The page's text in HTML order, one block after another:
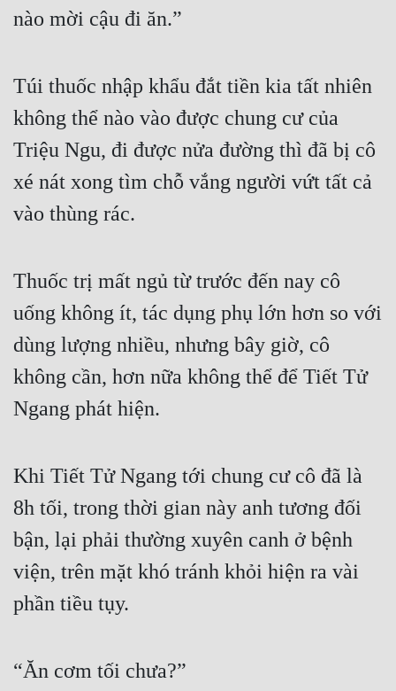
Vô Địch
Võng Du
Xuyên Không
Xuyên Nhanh
Điền Văn
Đô Thị
Đông Phương
Đông Phương Huyền Huyễn
Đồng Nhân
Cẩu Đạo Trường Sinh
Ngự Thú
Truyện Nam
Truyện Nữ
Vô Địch Lưu
nào mời cậu đi ăn.”
Túi thuốc nhập khẩu đắt tiền kia tất nhiên
không thể nào vào được chung cư của
Triệu Ngu, đi được nửa đường thì đã bị cô
xé nát xong tìm chỗ vắng người vứt tất cả
vào thùng rác.
Thuốc trị mất ngủ từ trước đến nay cô
uống không ít, tác dụng phụ lớn hơn so với
dùng lượng nhiều, nhưng bây giờ, cô
không cần, hơn nữa không thể để Tiết Tử
Ngang phát hiện.
Khi Tiết Tử Ngang tới chung cư cô đã là
8h tối, trong thời gian này anh tương đối
bận, lại phải thường xuyên canh ở bệnh
viện, trên mặt khó tránh khỏi hiện ra vài
phần tiều tụy.
“Ăn cơm tối chưa?”